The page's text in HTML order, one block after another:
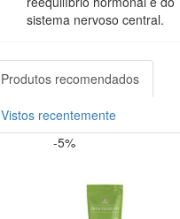
sistema nervoso central.
Produtos recomendados
Vistos recentemente
-5%